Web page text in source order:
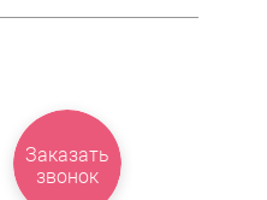
Заказать
звонок